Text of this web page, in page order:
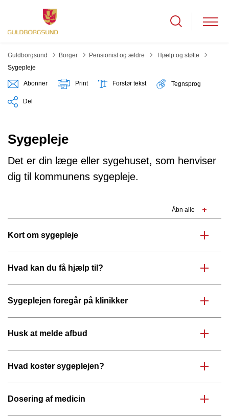
Guldborgsund Borger Pensionist og ældre Tilbage til
Hjælp og støtte
Sygepleje
Abonner Print Forstør tekst Tegnsprog
Del
Sygepleje
Det er din læge eller sygehuset, som henviser
dig til kommunens sygepleje.
Åbn alle
Kort om sygepleje
Hvad kan du få hjælp til?
Sygeplejen foregår på klinikker
Husk at melde afbud
Hvad koster sygeplejen?
Dosering af medicin